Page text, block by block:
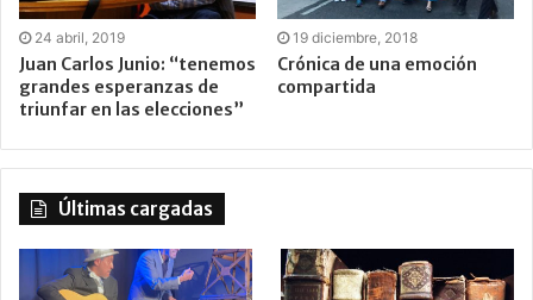
24 abril, 2019
Juan Carlos Junio: “tenemos
grandes esperanzas de
triunfar en las elecciones”
19 diciembre, 2018
Crónica de una emoción
compartida
Últimas cargadas